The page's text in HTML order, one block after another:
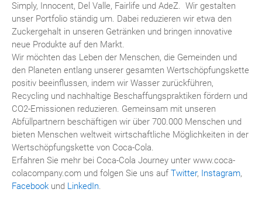
Simply, Innocent, Del Valle, Fairlife und AdeZ. Wir gestalten
unser Portfolio ständig um. Dabei reduzieren wir etwa den
Zuckergehalt in unseren Getränken und bringen innovative
neue Produkte auf den Markt.
Wir möchten das Leben der Menschen, die Gemeinden und
den Planeten entlang unserer gesamten Wertschöpfungskette
positiv beeinflussen, indem wir Wasser zurückführen,
Recycling und nachhaltige Beschaffungspraktiken fördern und
CO2-Emissionen reduzieren. Gemeinsam mit unseren
Abfüllpartnern beschäftigen wir über 700.000 Menschen und
bieten Menschen weltweit wirtschaftliche Möglichkeiten in der
Wertschöpfungskette von Coca-Cola.
Erfahren Sie mehr bei Coca-Cola Journey unter www.coca-
colacompany.com und folgen Sie uns auf Twitter, Instagram,
Facebook und LinkedIn.